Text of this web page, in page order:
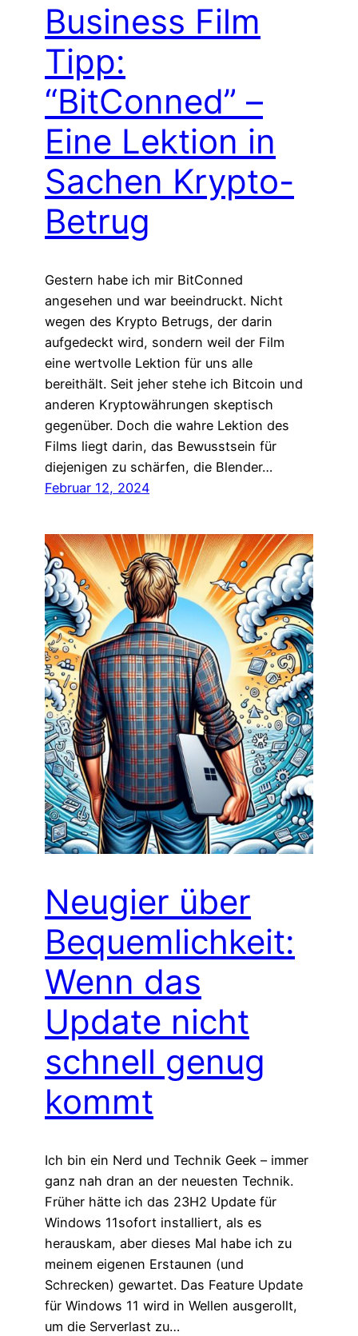
Business Film
Tipp:
“BitConned” –
Eine Lektion in
Sachen Krypto-
Betrug
Gestern habe ich mir BitConned
angesehen und war beeindruckt. Nicht
wegen des Krypto Betrugs, der darin
aufgedeckt wird, sondern weil der Film
eine wertvolle Lektion für uns alle
bereithält. Seit jeher stehe ich Bitcoin und
anderen Kryptowährungen skeptisch
gegenüber. Doch die wahre Lektion des
Films liegt darin, das Bewusstsein für
diejenigen zu schärfen, die Blender…
Februar 12, 2024
Neugier über
Bequemlichkeit:
Wenn das
Update nicht
schnell genug
kommt
Ich bin ein Nerd und Technik Geek – immer
ganz nah dran an der neuesten Technik.
Früher hätte ich das 23H2 Update für
Windows 11sofort installiert, als es
herauskam, aber dieses Mal habe ich zu
meinem eigenen Erstaunen (und
Schrecken) gewartet. Das Feature Update
für Windows 11 wird in Wellen ausgerollt,
um die Serverlast zu…